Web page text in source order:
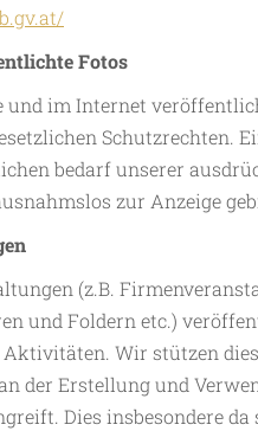
Fotos
und im Internet
Schutzrechten.
bedarf unserer
zur Anzeige
(z.B.
und Foldern etc.)
Wir stützen
der Erstellung und
Dies insbesondere